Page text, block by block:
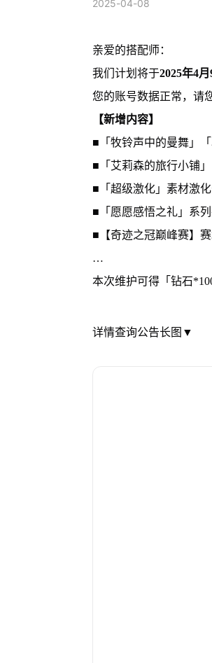
2025-04-08
亲爱的搭配师：
我们计划将于2025年4
您的账号数据正常，请
【新增内容】
■「牧铃声中的曼舞」
■「艾莉森的旅行小铺
■「超级激化」素材激
■「愿愿感悟之礼」系列
■【奇迹之冠巅峰赛】赛
…
详情查询公告长图▼